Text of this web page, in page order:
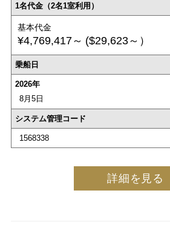
1名代金（2名1室利用）
基本代金
¥4,769,417～ ($29,623～）
乗船日
2026年
8月5日
システム管理コード
1568338
詳細を見る